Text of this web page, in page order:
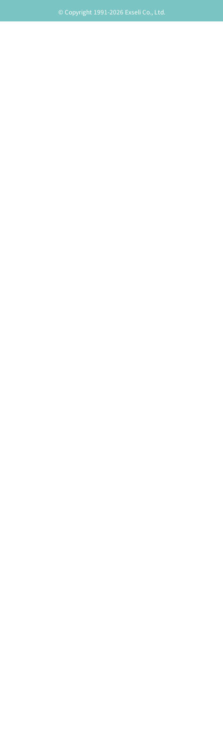
© Copyright 1991-2026 Exseli Co., Ltd.